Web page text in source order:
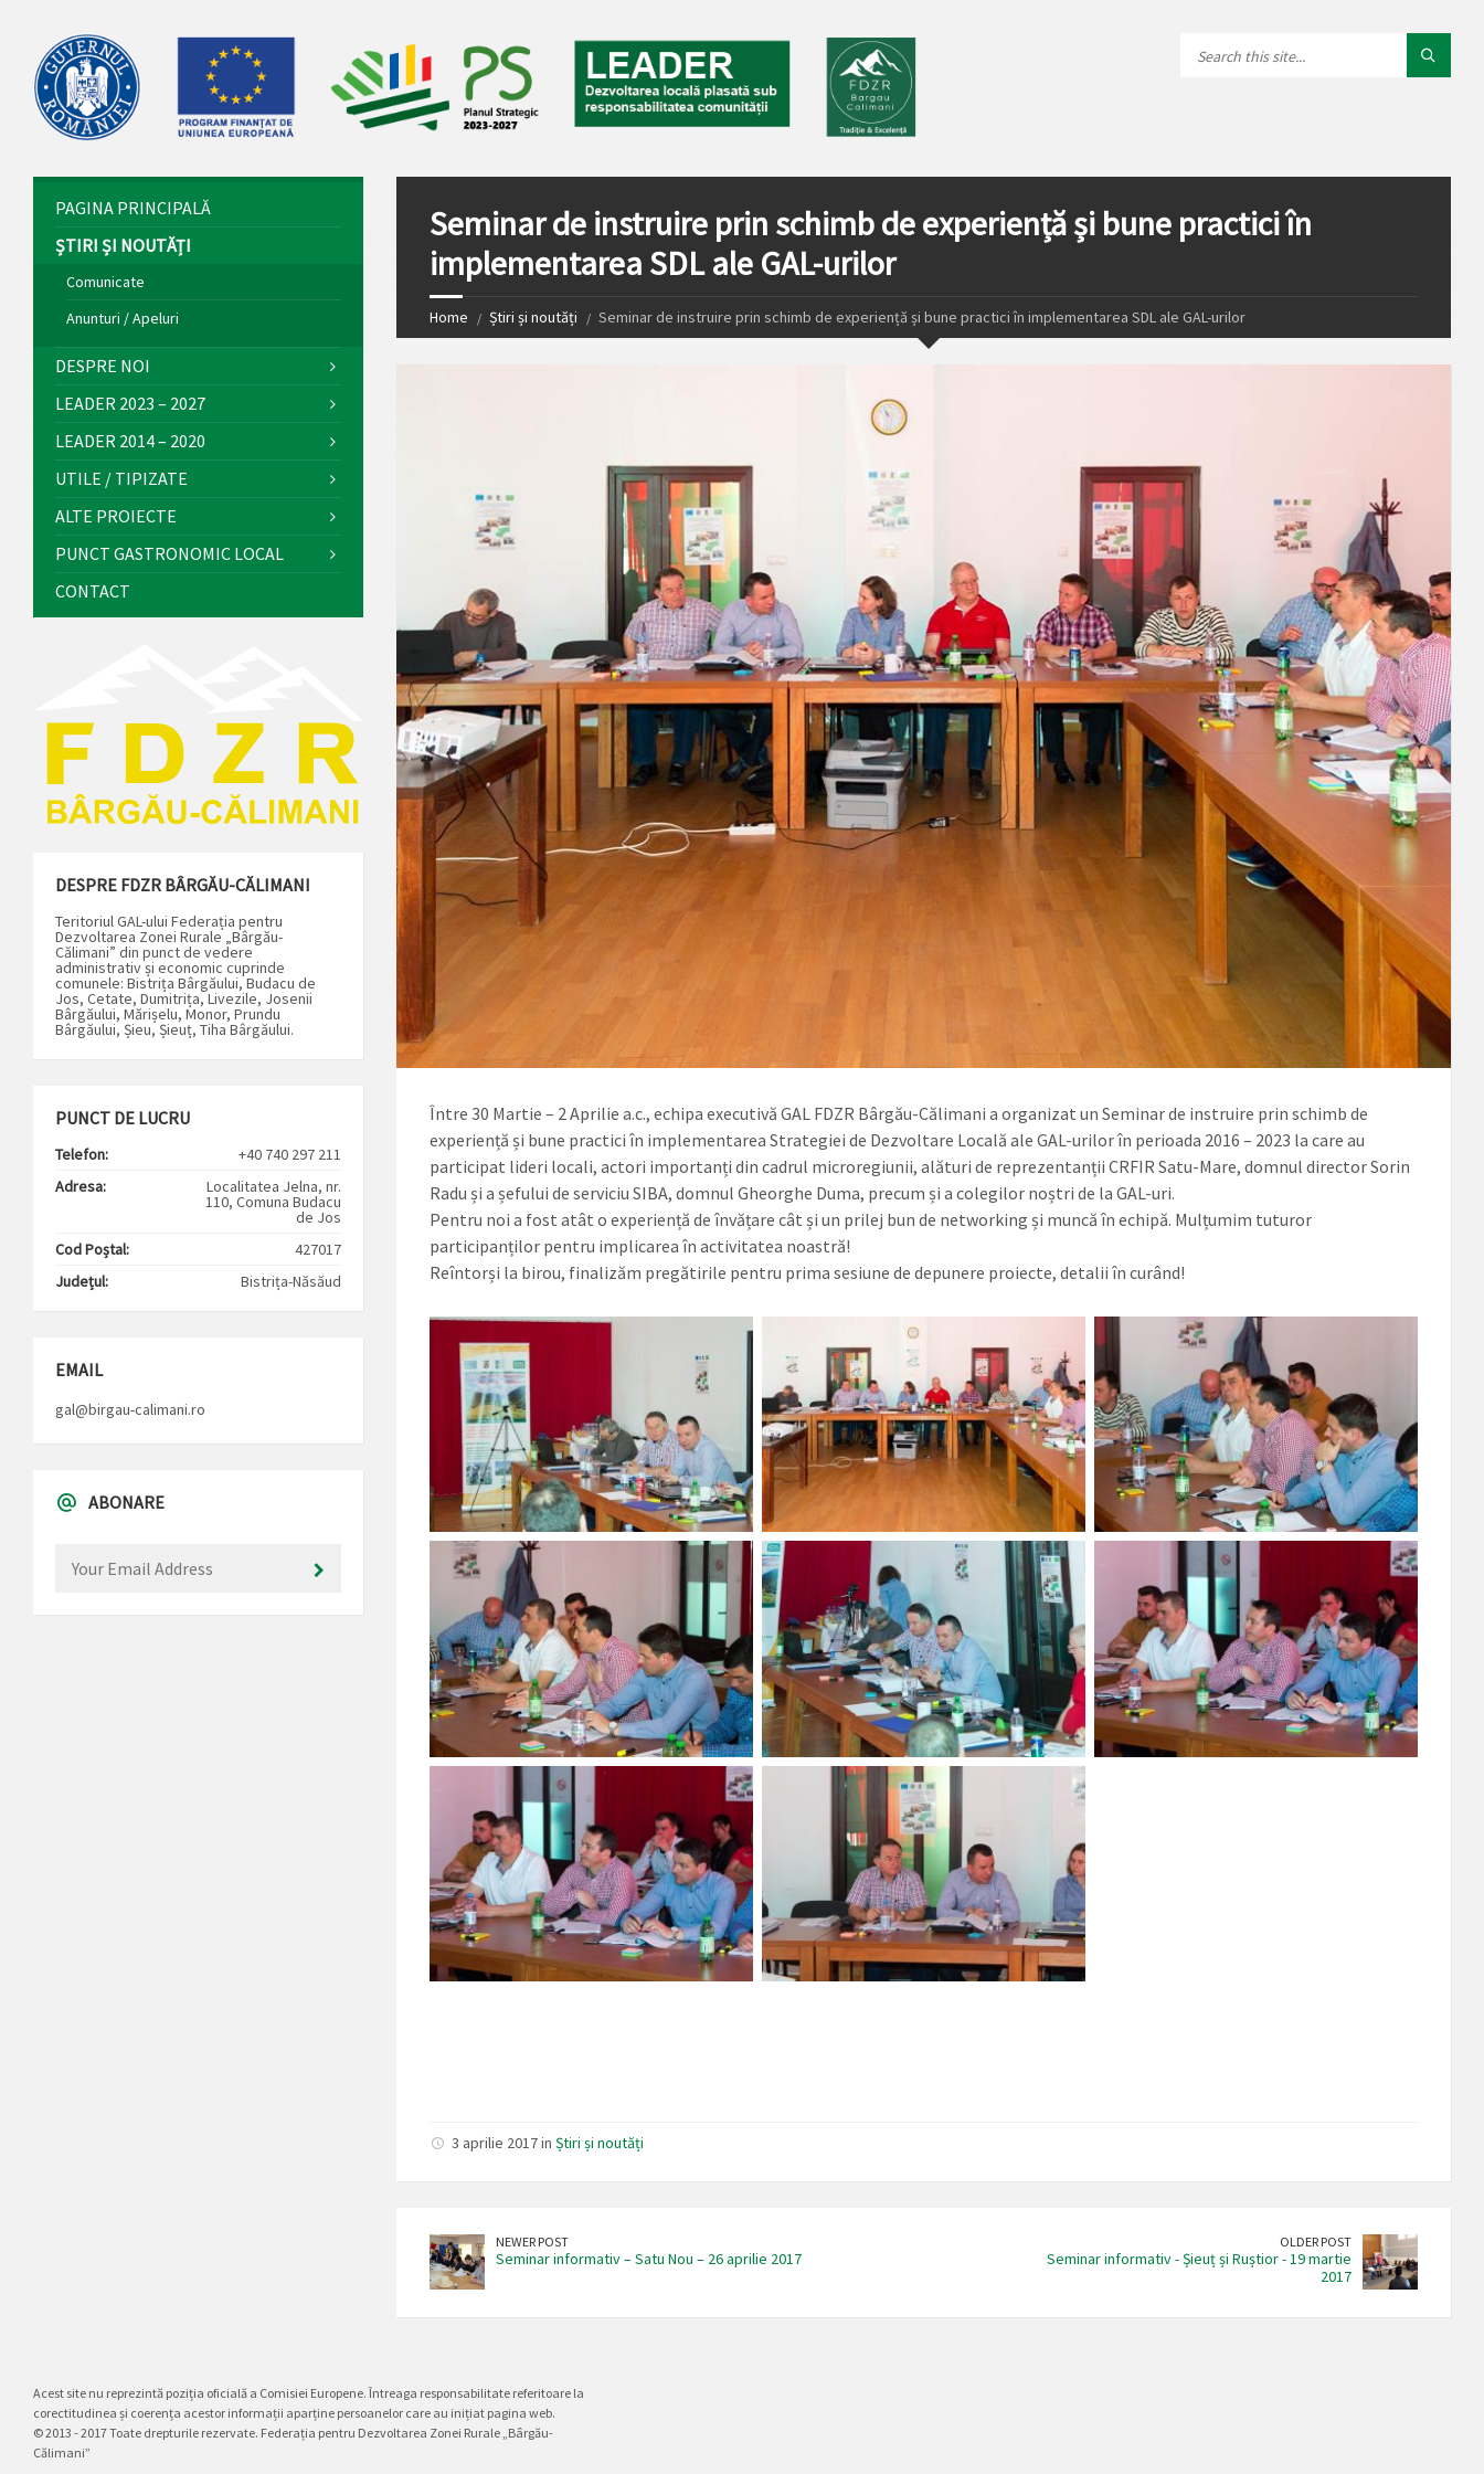
Seminar de instruire prin schimb de experiență și bune practici în
implementarea SDL ale GAL-urilor
Home Știri și noutăți Seminar de instruire prin schimb de experiență și bune practici în implementarea SDL ale GAL-urilor
Între 30 Martie – 2 Aprilie a.c., echipa executivă GAL FDZR Bârgău-Călimani a organizat un Seminar de instruire prin schimb de
experiență și bune practici în implementarea Strategiei de Dezvoltare Locală ale GAL-urilor în perioada 2016 – 2023 la care au
participat lideri locali, actori importanți din cadrul microregiunii, alături de reprezentanții CRFIR Satu-Mare, domnul director Sorin
Radu și a șefului de serviciu SIBA, domnul Gheorghe Duma, precum și a colegilor noștri de la GAL-uri.
Pentru noi a fost atât o experiență de învățare cât și un prilej bun de networking și muncă în echipă. Mulțumim tuturor
participanților pentru implicarea în activitatea noastră!
Reîntorși la birou, finalizăm pregătirile pentru prima sesiune de depunere proiecte, detalii în curând!
3 aprilie 2017 in Știri și noutăți
NEWER POST
Seminar informativ – Satu Nou – 26 aprilie 2017
OLDER POST
Seminar informativ - Șieuț și Ruștior - 19 martie
2017
PAGINA PRINCIPALĂ
ȘTIRI ȘI NOUTĂȚI
Comunicate
Anunturi / Apeluri
DESPRE NOI
LEADER 2023 – 2027
LEADER 2014 – 2020
UTILE / TIPIZATE
ALTE PROIECTE
PUNCT GASTRONOMIC LOCAL
CONTACT
DESPRE FDZR BÂRGĂU-CĂLIMANI
Teritoriul GAL-ului Federația pentru
Dezvoltarea Zonei Rurale „Bârgău-
Călimani” din punct de vedere
administrativ și economic cuprinde
comunele: Bistrița Bârgăului, Budacu de
Jos, Cetate, Dumitrița, Livezile, Josenii
Bârgăului, Mărișelu, Monor, Prundu
Bârgăului, Șieu, Șieuț, Tiha Bârgăului.
PUNCT DE LUCRU
Telefon:
+40 740 297 211
Adresa:
Localitatea Jelna, nr.
110, Comuna Budacu
de Jos
Cod Poștal:
427017
Județul:
Bistrița-Năsăud
EMAIL
gal@birgau-calimani.ro
ABONARE
Acest site nu reprezintă poziția oficială a Comisiei Europene. Întreaga responsabilitate referitoare la
corectitudinea și coerența acestor informații aparține persoanelor care au inițiat pagina web.
© 2013 - 2017 Toate drepturile rezervate. Federația pentru Dezvoltarea Zonei Rurale „Bârgău-
Călimani”